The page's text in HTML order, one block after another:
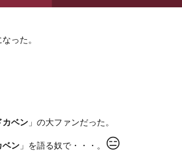
った。
カベン 」の大ファンだった。
ベン 」を語る奴で・・・。 😑